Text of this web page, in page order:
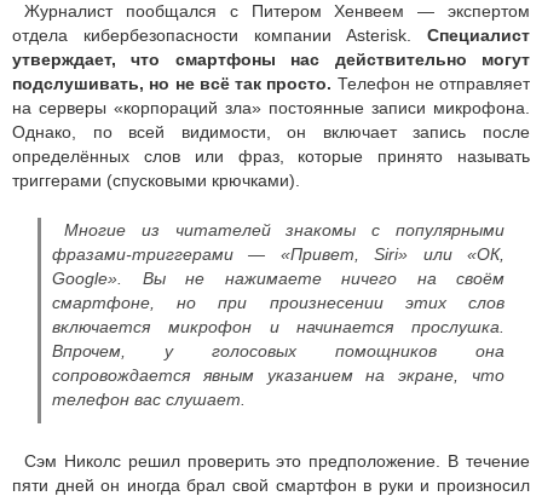
Журналист пообщался с Питером Хенвеем — экспертом
отдела кибербезопасности компании Asterisk. Специалист
утверждает, что смартфоны нас действительно могут
подслушивать, но не всё так просто. Телефон не отправляет
на серверы «корпораций зла» постоянные записи микрофона.
Однако, по всей видимости, он включает запись после
определённых слов или фраз, которые принято называть
триггерами (спусковыми крючками).
Многие из читателей знакомы с популярными
фразами-триггерами — «Привет, Siri» или «ОК,
Google». Вы не нажимаете ничего на своём
смартфоне, но при произнесении этих слов
включается микрофон и начинается прослушка.
Впрочем, у голосовых помощников она
сопровождается явным указанием на экране, что
телефон вас слушает.
Сэм Николс решил проверить это предположение. В течение
пяти дней он иногда брал свой смартфон в руки и произносил